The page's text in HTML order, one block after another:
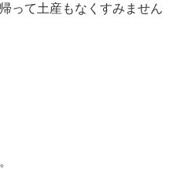
って土産もなくすみません